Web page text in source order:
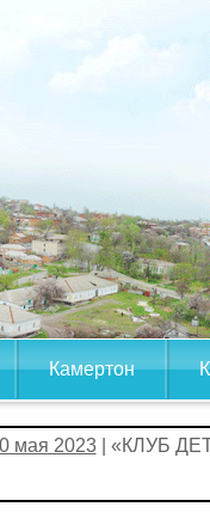
Камертон
мая 2023| «КЛУБ